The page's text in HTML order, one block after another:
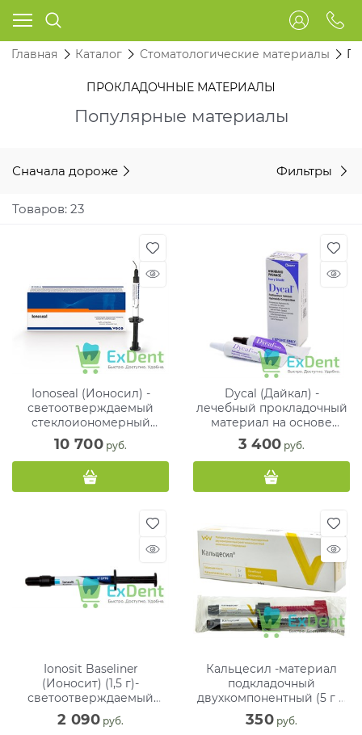
Главная Каталог Стоматологические материалы
ПРОКЛАДОЧНЫЕ МАТЕРИАЛЫ
Популярные материалы
Сначала дороже Фильтры
Товаров: 23
Ionoseal (Ионосил) -
светоотверждаемый
стеклоиономерный
прокладочный композит
(3 х 2,5 г)
10 700 руб.
Dycal (Дайкал) -
лечебный прокладочный
материал на основе
гидроксида кальция (13 г
+ 11 г)
3 400 руб.
Ionosit Baseliner
(Ионосит) (1,5 г)-
светоотверждаемый
стеклоиономерный
прокладочный материал
2 090 руб.
Кальцесил -материал
подкладочный
двухкомпонентный (5 г и
3 г)
350 руб.